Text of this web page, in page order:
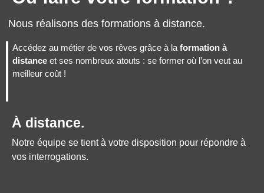
Nous réalisons des formations à distance.
Accédez au métier de vos rêves grâce à la formation à
distance et ses nombreux atouts : se former où l’on veut au
meilleur coût !
À distance.
Notre équipe se tient à votre disposition pour répondre à
vos interrogations.